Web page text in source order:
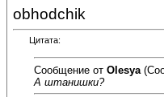
obhodchik
Цитата:
Сообщение от Olesya
А штанишки?